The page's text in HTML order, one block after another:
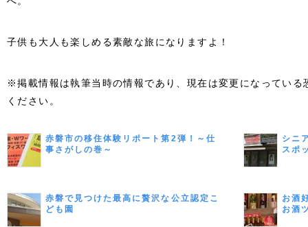
子供も大人も楽しめる素敵な旅になりますよ！
※掲載情報は執筆当時の情報であり、現在は変更になっている
ください。
赤磐市の移住体験リポート第2弾！～仕
事さがしの巻～
シニ
スポ
赤磐で見つけた最高に贅沢な公立認定こ
ども園
お酒
お酒